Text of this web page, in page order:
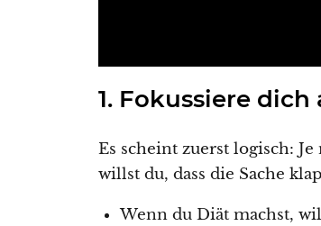
1. Fokussiere
Es scheint zuerst logisch:
willst du, dass die Sache
Wenn du Diät machst,